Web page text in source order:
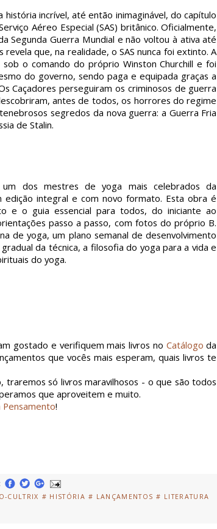
história incrível, até então inimaginável, do capítulo
Aéreo Especial (SAS) britânico. Oficialmente,
Segunda Guerra Mundial e não voltou à ativa até
que, na realidade, o SAS nunca foi extinto. A
o comando do próprio Winston Churchill e foi
do governo, sendo paga e equipada graças a
Caçadores perseguiram os criminosos de guerra
antes de todos, os horrores do regime
segredos da nova guerra: a Guerra Fria
de Stalin.
dos mestres de yoga mais celebrados da
edição integral e com novo formato. Esta obra é
e o guia essencial para todos, do iniciante ao
passo a passo, com fotos do próprio B.
de yoga, um plano semanal de desenvolvimento
da técnica, a filosofia do yoga para a vida e
do yoga.
gostado e verifiquem mais livros no Catálogo da
que vocês mais esperam, quais livros te
só livros maravilhosos - o que são todos
que aproveitem e muito.
Pensamento!
CULTRIX # HISTÓRIA # LANÇAMENTOS # LITERATURA